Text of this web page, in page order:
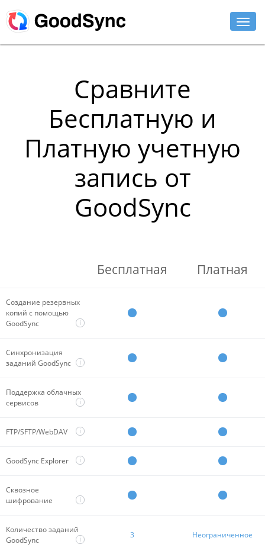
ДЛЯ БИЗНЕСА
ПОДДЕРЖКА
Сравните
Бесплатную и
Платную учетную
запись от
GoodSync
Бесплатная Платная
Создание резервных
копий с помощью
GoodSync
i
Синхронизация
заданий GoodSync
i
Поддержка облачных
сервисов
i
FTP/SFTP/WebDAV i
GoodSync Explorer i
Сквозное
шифрование
i
Количество заданий
GoodSync
i 3 Неограниченное